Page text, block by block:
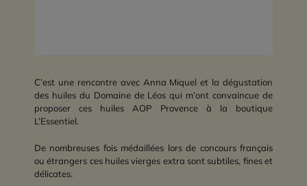
C’est une rencontre avec Anna Miquel et la dégustation
des huiles du Domaine de Léos qui m’ont convaincue de
proposer ces huiles AOP Provence à la boutique
L’Essentiel.
De nombreuses fois médaillées lors de concours français
ou étrangers ces huiles vierges extra sont subtiles, fines et
délicates.